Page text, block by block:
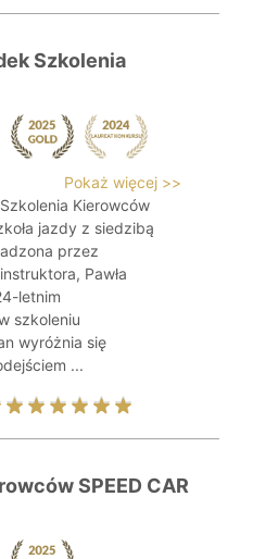
Szkolenia
Pokaż więcej >>
Kierowców
jazdy z siedzibą
przez
Pawła
letnim
szkoleniu
wyróżnia się
...
SPEED CAR